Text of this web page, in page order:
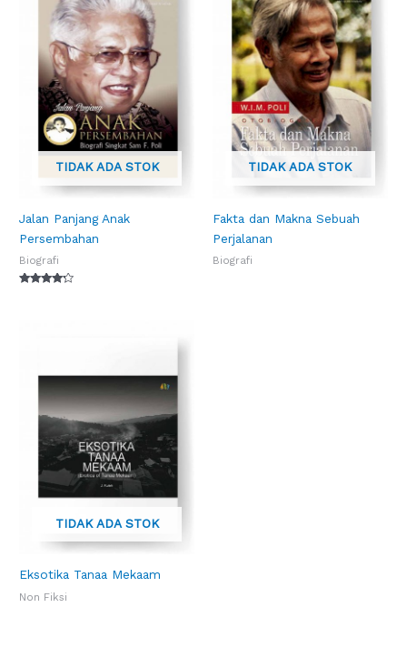
TIDAK ADA STOK
Jalan Panjang Anak
Persembahan
Biografi
TIDAK ADA STOK
Fakta dan Makna Sebuah
Perjalanan
Biografi
TIDAK ADA STOK
Eksotika Tanaa Mekaam
Non Fiksi